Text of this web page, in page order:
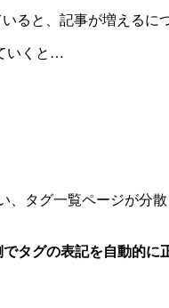
ると、記事が増える
いくと…
タグ一覧ページが分
タグの表記を自動的に